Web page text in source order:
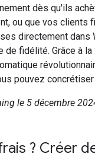
dès qu'ils
ou que vos clients
directement dans
de fidélité. Grâce à
pouvez
le 5 décembre
? Créer